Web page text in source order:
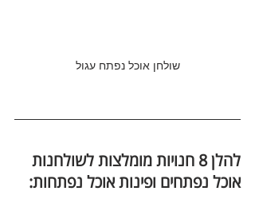
שולחן אוכל נפתח עגול
להלן 8 חנויות מומלצות לשולחנות
אוכל נפתחים ופינות אוכל נפתחות: